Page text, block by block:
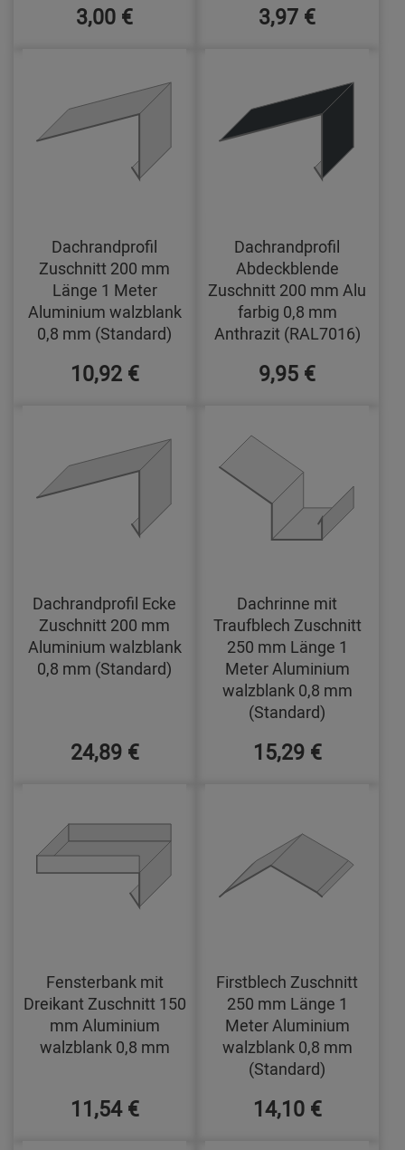
3,00 € 3,97 €
Dachrandprofil
Zuschnitt 200 mm
Länge 1 Meter
Aluminium walzblank
0,8 mm (Standard)
10,92 €
Dachrandprofil
Abdeckblende
Zuschnitt 200 mm Alu
farbig 0,8 mm
Anthrazit (RAL7016)
9,95 €
Dachrandprofil Ecke
Zuschnitt 200 mm
Aluminium walzblank
0,8 mm (Standard)
24,89 €
Dachrinne mit
Traufblech Zuschnitt
250 mm Länge 1
Meter Aluminium
walzblank 0,8 mm
(Standard)
15,29 €
Fensterbank mit
Dreikant Zuschnitt 150
mm Aluminium
walzblank 0,8 mm
11,54 €
Firstblech Zuschnitt
250 mm Länge 1
Meter Aluminium
walzblank 0,8 mm
(Standard)
14,10 €